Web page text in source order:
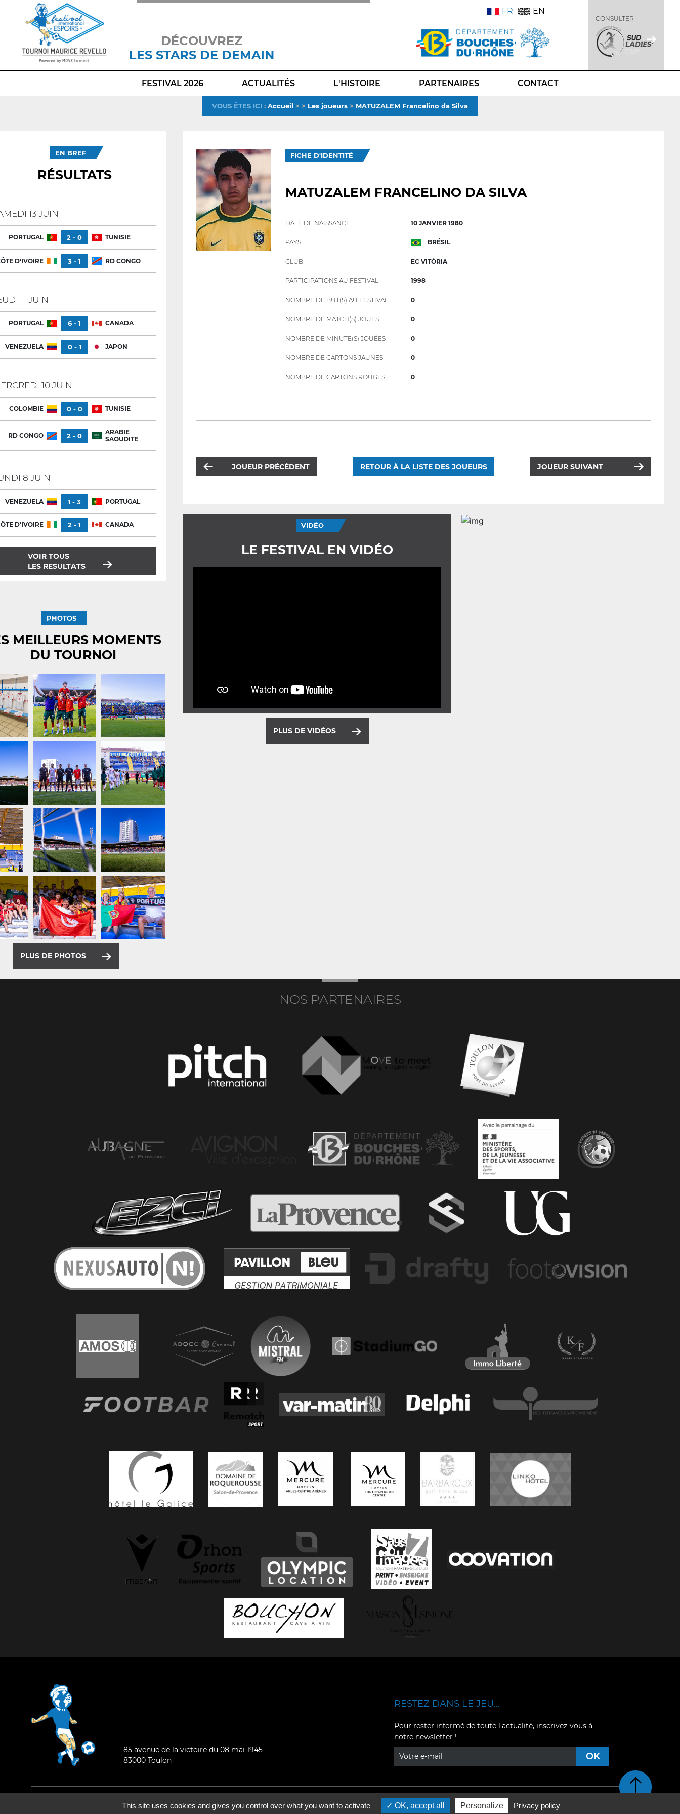
DÉCOUVREZ
LES STARS DE DEMAIN
TikTokLinkedIn
X
FR EN
CONSULTER
FESTIVAL 2026 ACTUALITÉS L'HISTOIRE PARTENAIRES CONTACT
VOUS ÊTES ICI : Accueil > > Les joueurs > MATUZALEM Francelino da Silva
EN BREF
RÉSULTATS
13 JUIN
PORTUGAL 2 - 0 TUNISIE
D'IVOIRE 3 - 1 RD CONGO
11 JUIN
PORTUGAL 6 - 1 CANADA
VENEZUELA 0 - 1 JAPON
10 JUIN
COLOMBIE 0 - 0 TUNISIE
RD CONGO 2 - 0
ARABIE
SAOUDITE
8 JUIN
VENEZUELA 1 - 3 PORTUGAL
D'IVOIRE 2 - 1 CANADA
VOIR TOUS
LES RESULTATS
PHOTOS
MEILLEURS MOMENTS
DU TOURNOI
PLUS DE PHOTOS
FICHE D'IDENTITÉ
MATUZALEM FRANCELINO DA SILVA
DATE DE NAISSANCE 10 JANVIER 1980
PAYS BRÉSIL
CLUB EC VITÓRIA
PARTICIPATIONS AU FESTIVAL 1998
NOMBRE DE BUT(S) AU FESTIVAL 0
NOMBRE DE MATCH(S) JOUÉS 0
NOMBRE DE MINUTE(S) JOUÉES 0
NOMBRE DE CARTONS JAUNES 0
NOMBRE DE CARTONS ROUGES 0
JOUEUR PRÉCÉDENT RETOUR À LA LISTE DES JOUEURS JOUEUR SUIVANT
VIDÉO
LE FESTIVAL EN VIDÉO
PLUS DE VIDÉOS
NOS PARTENAIRES
85 avenue de la victoire du 08 mai 1945
83000 Toulon
YouTube
RESTEZ DANS LE JEU...
Pour rester informé de toute l'actualité, inscrivez-vous à
notre newsletter !
Mentions légales-Qui sommes-nous ?
©2026 - Tous droits réservés - Conception :epartenair e
Retour en haut de page
This site uses cookies and gives you control over what you want to activate OK, accept all Personalize Privacy policy